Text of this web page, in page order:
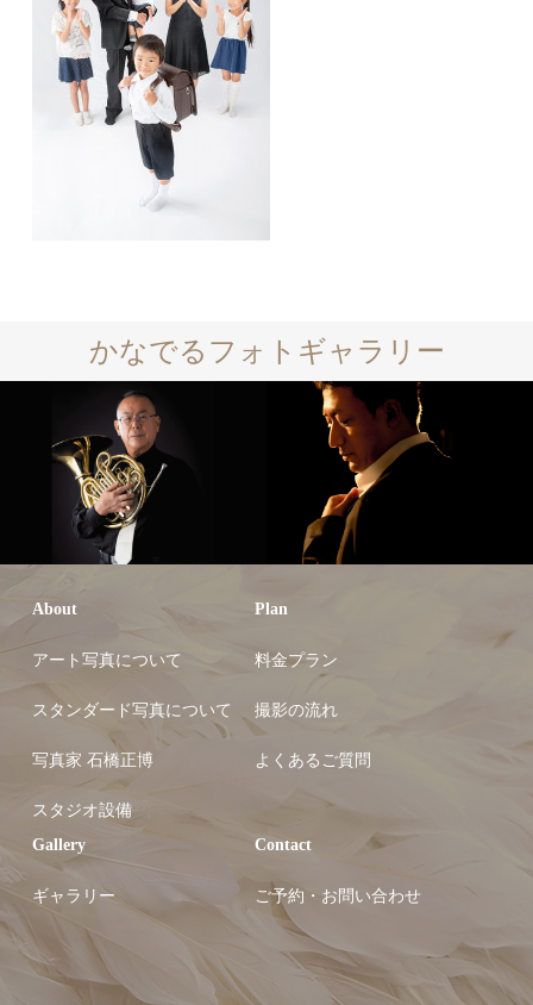
かなでるフォトギャラリー
About
アート写真について
スタンダード写真について
写真家 石橋正博
スタジオ設備
Plan
料金プラン
撮影の流れ
よくあるご質問
Gallery
ギャラリー
Contact
ご予約・お問い合わせ